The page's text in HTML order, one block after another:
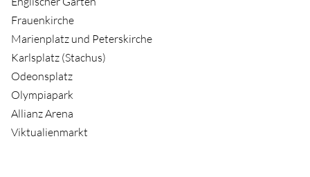
Frauenkirche
Marienplatz und Peterskirche
Karlsplatz (Stachus)
Odeonsplatz
Olympiapark
Allianz Arena
Viktualienmarkt